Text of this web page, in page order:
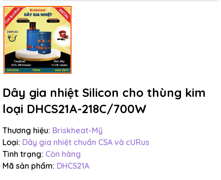
Dây gia nhiệt Silicon cho thùng kim
loại DHCS21A-218C/700W
Thương hiệu: Briskheat-Mỹ
Loại: Dây gia nhiệt chuẩn CSA và cURus
Tình trạng: Còn hàng
Mã sản phẩm: DHCS21A
Mã giảm giá:
Điều kiện: